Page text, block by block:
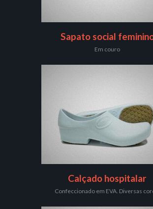
Sapato social
Em couro
Calçado hospitalar
Confeccionado em EVA. Diversas